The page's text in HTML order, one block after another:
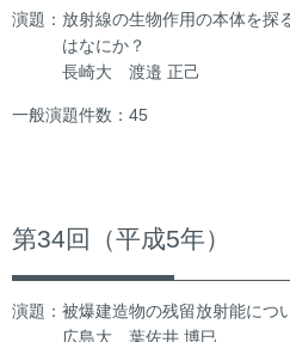
演題：放射線の生物作用の本体を探
はなにか？
長崎大 渡邉 正己
一般演題件数：45
第34回（平成5年）
演題：被爆建造物の残留放射能につ
広島大 葉佐井 博巳